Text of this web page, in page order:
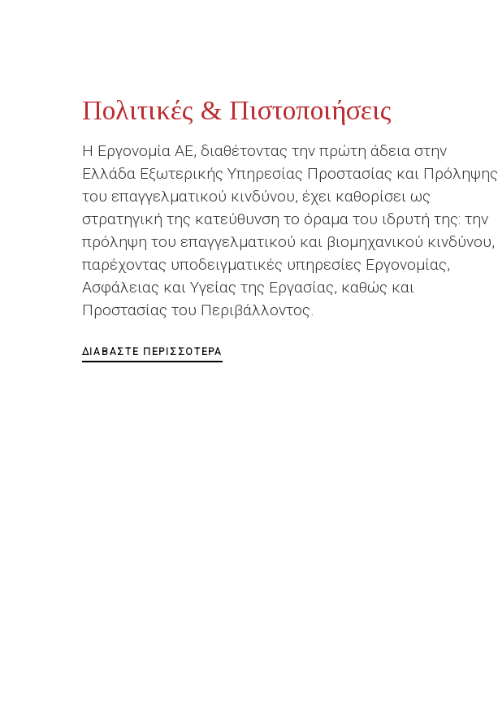
Πολιτικές & Πιστοποιήσεις
Η Εργονομία ΑΕ, διαθέτοντας την πρώτη άδεια στην
Ελλάδα Εξωτερικής Υπηρεσίας Προστασίας και Πρόληψης
του επαγγελματικού κινδύνου, έχει καθορίσει ως
στρατηγική της κατεύθυνση το όραμα του ιδρυτή της: την
πρόληψη του επαγγελματικού και βιομηχανικού κινδύνου,
παρέχοντας υποδειγματικές υπηρεσίες Εργονομίας,
Ασφάλειας και Υγείας της Εργασίας, καθώς και
Προστασίας του Περιβάλλοντος.
ΔΙΑΒΆΣΤΕ ΠΕΡΙΣΣΌΤΕΡΑ